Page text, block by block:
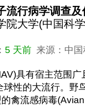
流行病学调查
院大学(中国科
5 天前 来源：中
具有宿主范围
性的大流行。野
禽流感病毒